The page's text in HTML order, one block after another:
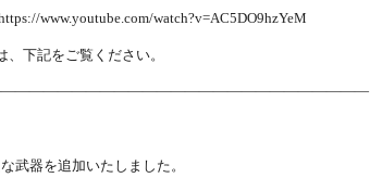
www.youtube.com/watch?v=AC5DO9hzYeM
下記をご覧ください。
武器を追加いたしました。